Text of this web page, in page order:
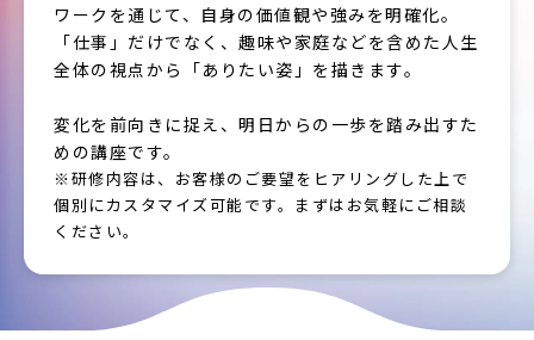
ワークを通じて、自身の価値観や強みを明確化。
「仕事」だけでなく、趣味や家庭などを含めた人生
全体の視点から「ありたい姿」を描きます。
変化を前向きに捉え、明日からの一歩を踏み出すた
めの講座です。
※研修内容は、お客様のご要望をヒアリングした上で
個別にカスタマイズ可能です。まずはお気軽にご相談
ください。